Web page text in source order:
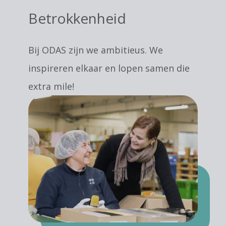
Betrokkenheid
Bij ODAS zijn we ambitieus. We
inspireren elkaar en lopen samen die
extra mile!